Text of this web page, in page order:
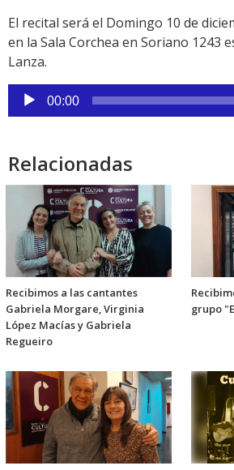
El recital será el Domingo 10 de
en la Sala Corchea en Soriano 1243
Lanza.
Reproductor
de
00:00
Relacionadas
Recibimos a las cantantes
Gabriela Morgare, Virginia
López Macías y Gabriela
Regueiro
grupo